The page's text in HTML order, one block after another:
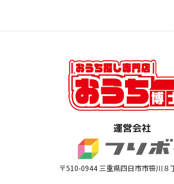
運営会社
〒510-0944 三重県四日市市笹川８